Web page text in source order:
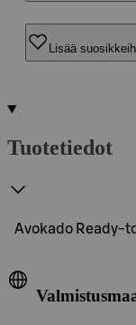
Lisää
Tuotetiedot
Avokado Ready-